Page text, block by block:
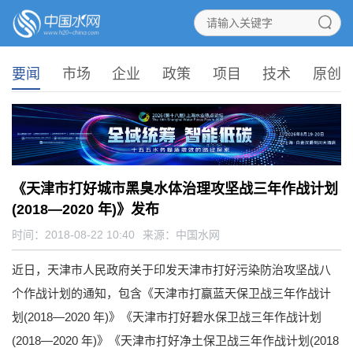
要闻 市场 企业 政策 项目 技术 原创
《天津市打好城市黑臭水体治理攻坚战三年作战计划
(2018—2020 年)》发布
时间：2018-08-22 10:40 来源： 中国水网
近日，天津市人民政府关于印发天津市打好污染防治攻坚战八
个作战计划的通知，包含《天津市打赢蓝天保卫战三年作战计
划(2018—2020 年)》《天津市打好碧水保卫战三年作战计划
(2018—2020 年)》《天津市打好净土保卫战三年作战计划(2018